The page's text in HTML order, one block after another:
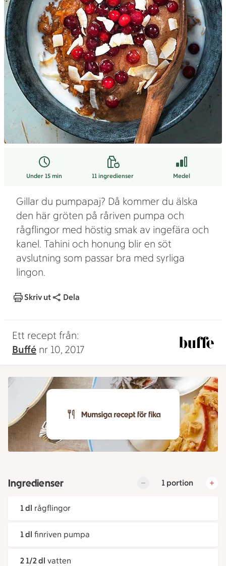
Under 15 min 11ingredienser Medel
Gillar du pumpapaj? Då kommer du älska
den här gröten på råriven pumpa och
rågflingor med höstig smak av ingefära och
kanel. Tahini och honung blir en söt
avslutning som passar bra med syrliga
lingon.
Skriv ut Dela
Ett recept från:
Buffé nr 10, 2017
Ingredienser 1 portion
1 dl rågflingor
1 dl finriven pumpa
2 1/2 dl vatten